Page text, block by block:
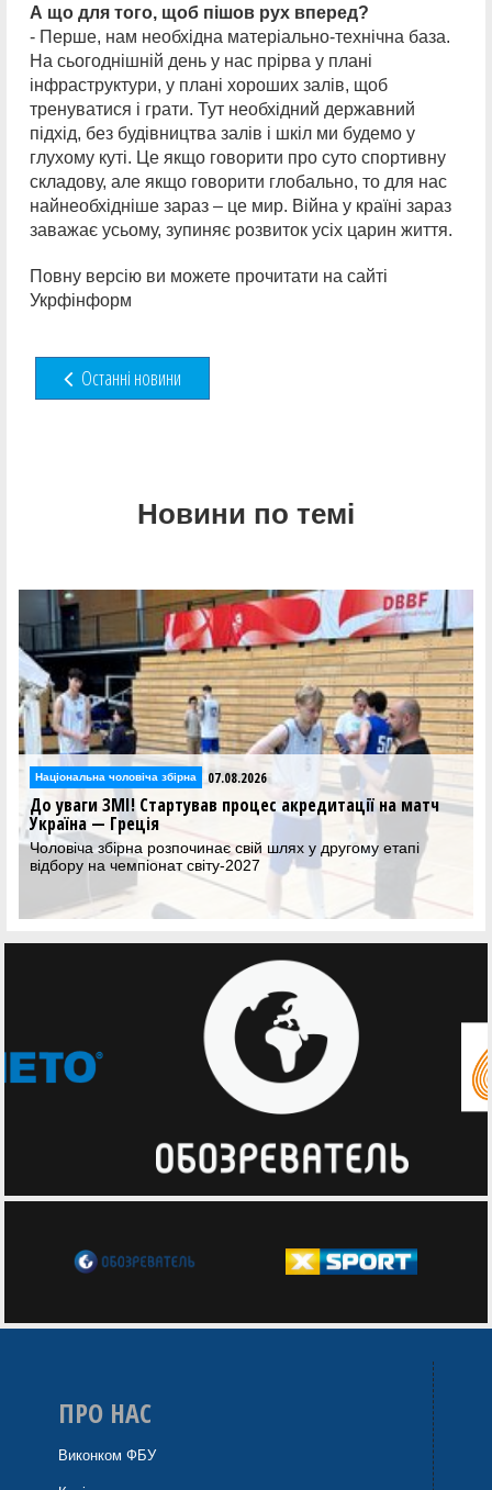
А що для того, щоб пішов рух вперед?
- Перше, нам необхідна матеріально-технічна база.
На сьогоднішній день у нас прірва у плані
інфраструктури, у плані хороших залів, щоб
тренуватися і грати. Тут необхідний державний
підхід, без будівництва залів і шкіл ми будемо у
глухому куті. Це якщо говорити про суто спортивну
складову, але якщо говорити глобально, то для нас
найнеобхідніше зараз – це мир. Війна у країні зараз
заважає усьому, зупиняє розвиток усіх царин життя.
Повну версiю ви можете прочитати на сайті
Укрфінформ
Останні новини
Новини по темі
Національна чоловіча збірна 07.08.2026
До уваги ЗМІ! Стартував процес акредитації на матч
Україна — Греція
Чоловіча збірна розпочинає свій шлях у другому етапі
відбору на чемпіонат світу-2027
ПРО НАС
Виконком ФБУ